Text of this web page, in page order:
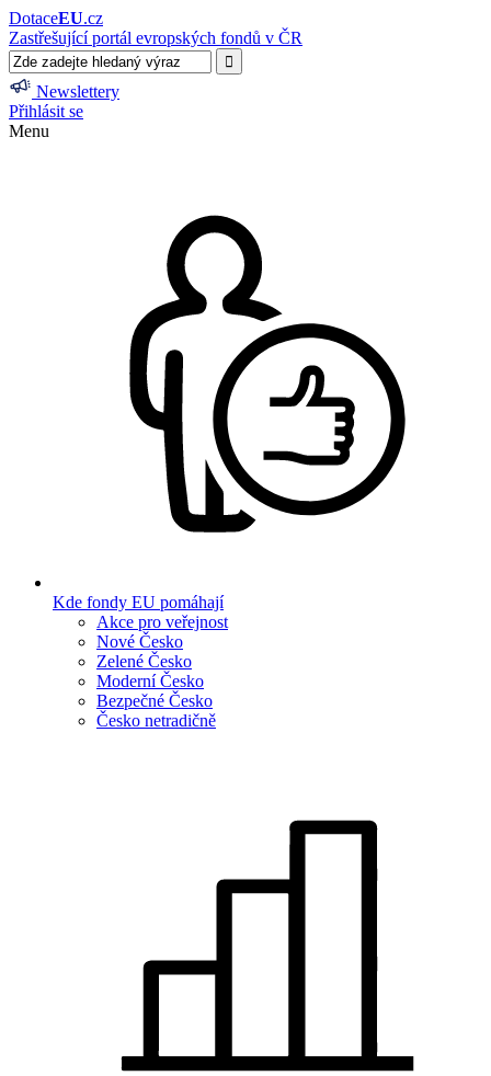
DotaceEU.cz
Zastřešující portál evropských fondů v ČR
Newslettery
Přihlásit se
Menu
Kde fondy EU pomáhají
Akce pro veřejnost
Nové Česko
Zelené Česko
Moderní Česko
Bezpečné Česko
Česko netradičně